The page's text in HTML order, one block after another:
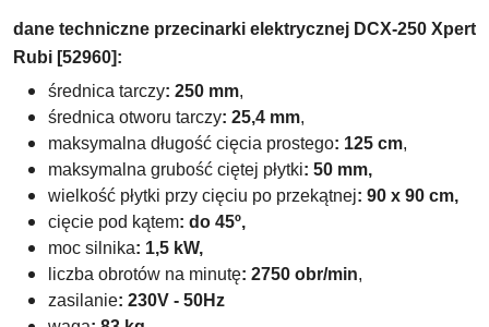
dane techniczne przecinarki elektrycznej DCX-250 Xpert
Rubi [52960]:
średnica tarczy: 250 mm,
średnica otworu tarczy: 25,4 mm,
maksymalna długość cięcia prostego: 125 cm,
maksymalna grubość ciętej płytki: 50 mm,
wielkość płytki przy cięciu po przekątnej: 90 x 90 cm,
cięcie pod kątem: do 45º,
moc silnika: 1,5 kW,
liczba obrotów na minutę: 2750 obr/min,
zasilanie: 230V - 50Hz